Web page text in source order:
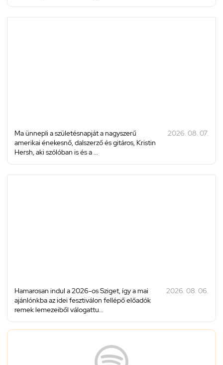
Ma ünnepli a születésnapját a nagyszerű
amerikai énekesnő, dalszerző és gitáros, Kristin
Hersh, aki szólóban is és a ...
2026. 08. 07.
Hamarosan indul a 2026-os Sziget, így a mai
ajánlónkba az idei fesztiválon fellépő előadók
remek lemezeiből válogattu...
2026. 08. 06.